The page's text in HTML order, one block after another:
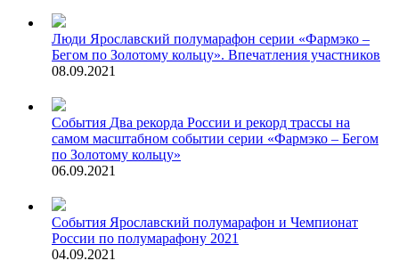
Люди Ярославский полумарафон серии «Фармэко –
Бегом по Золотому кольцу». Впечатления участников
08.09.2021
События Два рекорда России и рекорд трассы на
самом масштабном событии серии «Фармэко – Бегом
по Золотому кольцу»
06.09.2021
События Ярославский полумарафон и Чемпионат
России по полумарафону 2021
04.09.2021